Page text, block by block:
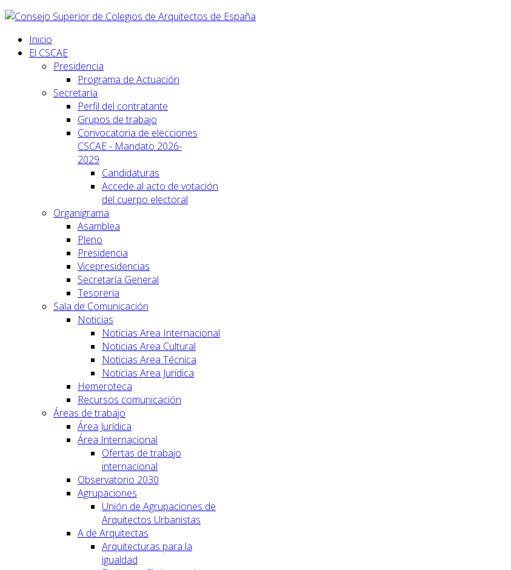
Inicio
El CSCAE
Presidencia
Programa de Actuación
Secretaría
Perfil del contratante
Grupos de trabajo
Convocatoria de elecciones
CSCAE - Mandato 2026-
2029
Candidaturas
Accede al acto de votación
del cuerpo electoral
Organigrama
Asamblea
Pleno
Presidencia
Vicepresidencias
Secretaría General
Tesorería
Sala de Comunicación
Noticias
Noticias Area Internacional
Noticias Area Cultural
Noticias Area Técnica
Noticias Area Jurídica
Hemeroteca
Recursos comunicación
Áreas de trabajo
Área Jurídica
Área Internacional
Ofertas de trabajo
internacional
Observatorio 2030
Agrupaciones
Unión de Agrupaciones de
Arquitectos Urbanistas
A de Arquitectas
Arquitecturas para la
igualdad